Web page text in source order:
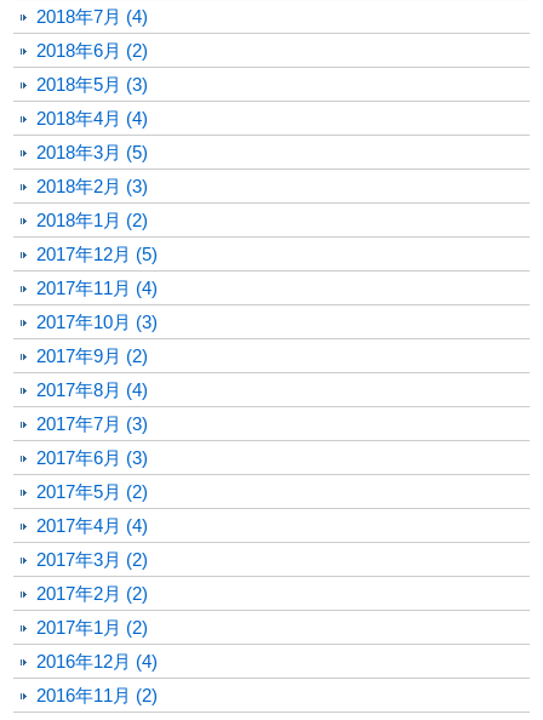
2018年7月 (4)
2018年6月 (2)
2018年5月 (3)
2018年4月 (4)
2018年3月 (5)
2018年2月 (3)
2018年1月 (2)
2017年12月 (5)
2017年11月 (4)
2017年10月 (3)
2017年9月 (2)
2017年8月 (4)
2017年7月 (3)
2017年6月 (3)
2017年5月 (2)
2017年4月 (4)
2017年3月 (2)
2017年2月 (2)
2017年1月 (2)
2016年12月 (4)
2016年11月 (2)